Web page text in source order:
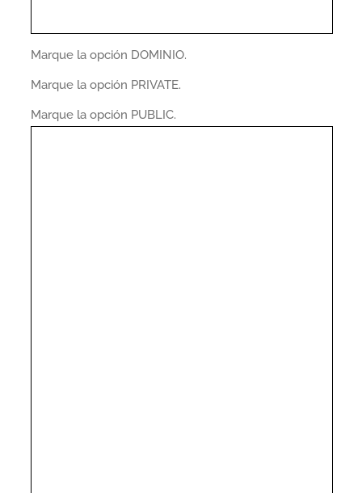
Marque la opción DOMINIO.
Marque la opción PRIVATE.
Marque la opción PUBLIC.